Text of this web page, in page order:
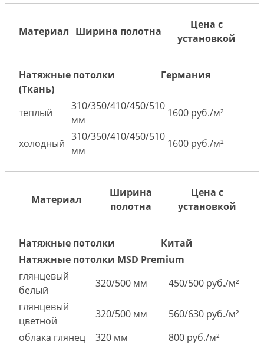
Материал Ширина полотна
Цена с
установкой
Натяжные потолки
Германия
(Ткань)
теплый
310/350/410/450/510
мм
1600 руб./м²
холодный
310/350/410/450/510
мм
1600 руб./м²
Материал
Ширина
полотна
Цена с
установкой
Натяжные потолки
Китай
Натяжные потолки MSD Premium
глянцевый
белый
320/500 мм
450/500 руб./м²
глянцевый
цветной
320/500 мм
560/630 руб./м²
облака глянец
320 мм
800 руб./м²